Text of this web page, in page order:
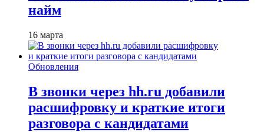
найм
16 марта
Обновления
В звонки через hh.ru добавили
расшифровку и краткие итоги
разговора с кандидатами